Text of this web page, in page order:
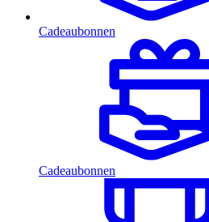
Cadeaubonnen
Cadeaubonnen